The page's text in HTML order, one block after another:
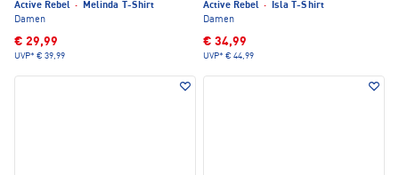
Active Rebel ·
Melinda T-Shirt
Damen
€ 29,99
UVP* € 39,99
Active Rebel ·
Isla T-Shirt
Damen
€ 34,99
UVP* € 44,99